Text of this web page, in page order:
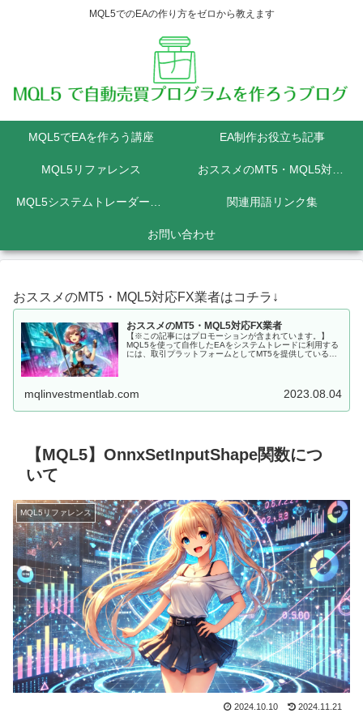
MQL5でのEAの作り方をゼロから教えます
MQL5でEAを作ろう講座 EA制作お役立ち記事
MQL5リファレンス おススメのMT5・MQL5対応FX業者
MQL5システムトレーダーの為のPython講座 関連用語リンク集
お問い合わせ
おススメのMT5・MQL5対応FX業者はコチラ↓
おススメのMT5・MQL5対応FX業者
【※この記事にはプロモーションが含まれています。】
MQL5を使って自作したEAをシステムトレードに利用する
には、取引プラットフォームとしてMT5を提供しているFX
mqlinvestmentlab.com 2023.08.04
【MQL5】OnnxSetInputShape関数につ
いて
MQL5リファレンス
2024.10.10 2024.11.21